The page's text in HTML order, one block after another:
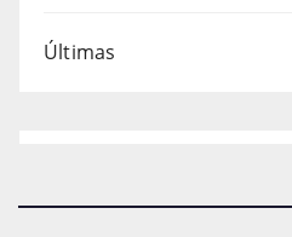
Últimas